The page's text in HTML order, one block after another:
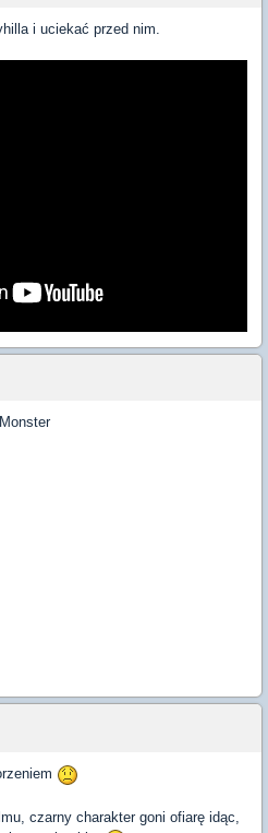
i uciekać przed nim.
czarny charakter goni ofiarę idąc,